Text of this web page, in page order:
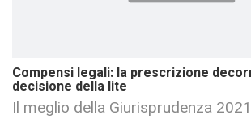
Compensi legali: la prescrizione
decisione della lite
Il meglio della Giurisprudenza 2021